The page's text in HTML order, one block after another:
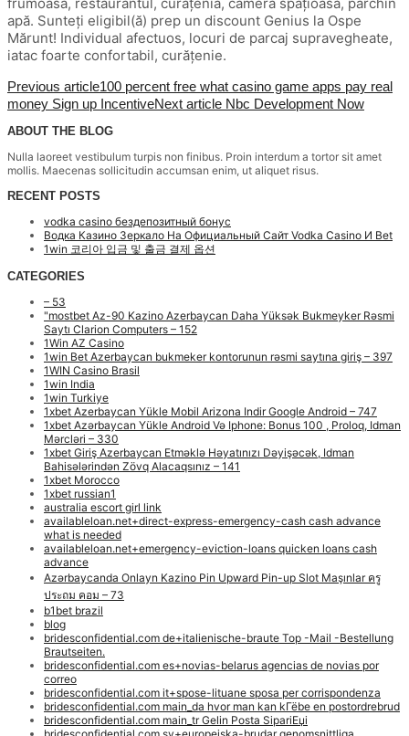
apă. Sunteți eligibil(ă) prep un discount Genius la Ospe
Mărunt! Individual afectuos, locuri de parcaj supravegheate,
iatac foarte confortabil, curățenie.
Previous article100 percent free what casino game apps pay real
money Sign up IncentiveNext article Nbc Development Now
ABOUT THE BLOG
Nulla laoreet vestibulum turpis non finibus. Proin interdum a tortor sit amet
mollis. Maecenas sollicitudin accumsan enim, ut aliquet risus.
RECENT POSTS
vodka casino бездепозитный бонус
Водка Казино Зеркало На Официальный Сайт Vodka Casino И Bet
1win 코리아 입금 및 출금 결제 옵션
CATEGORIES
– 53
"mostbet Az-90 Kazino Azerbaycan Daha Yüksək Bukmeyker Rəsmi
Saytı Clarion Computers – 152
1Win AZ Casino
1win Bet Azerbaycan bukmeker kontorunun rəsmi saytına giriş – 397
1WIN Casino Brasil
1win India
1win Turkiye
1xbet Azerbaycan Yükle Mobil Arizona Indir Google Android – 747
1xbet Azərbaycan Yükle Android Və Iphone: Bonus 100 , Proloq, Idman
Mərcləri – 330
1xbet Giriş Azerbaycan Etməklə Həyatınızı Dəyişəcək, Idman
Bahisələrindən Zövq Alacaqsınız – 141
1xbet Morocco
1xbet russian1
australia escort girl link
availableloan.net+direct-express-emergency-cash cash advance
what is needed
availableloan.net+emergency-eviction-loans quicken loans cash
advance
Azərbaycanda Onlayn Kazino Pin Upward Pin-up Slot Maşınlar ครู
ประถม คอม – 73
b1bet brazil
blog
bridesconfidential.com de+italienische-braute Top -Mail -Bestellung
Brautseiten.
bridesconfidential.com es+novias-belarus agencias de novias por
correo
bridesconfidential.com it+spose-lituane sposa per corrispondenza
bridesconfidential.com main_da hvor man kan kГёbe en postordrebrud
bridesconfidential.com main_tr Gelin Posta SipariЕџi